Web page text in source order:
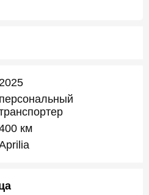
2025
персональный
км